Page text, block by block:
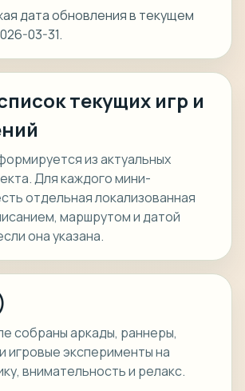
дата обновления в текущем
03-31.
текущих игр и
из актуальных
Для каждого мини-
отдельная локализованная
маршрутом и датой
она указана.
собраны аркады, раннеры,
игровые эксперименты на
внимательность и релакс.